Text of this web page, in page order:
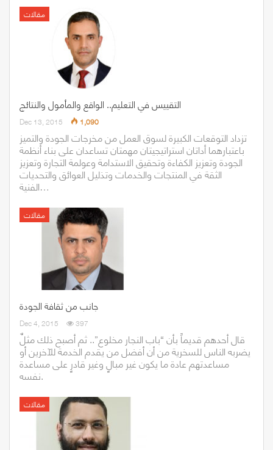
مقالات
التقييس في التعليم.. الواقع والمأمول والنتائج
Dec 13, 2015 1,090
تزداد التوقعات الكبيرة لسوق العمل من مخرجات الجودة والتميز
باعتبارهما أداتان استراتيجيتان مهمتان تساعدان على بناء أنظمة
الجودة وتعزيز الكفاءة وتحقيق الاستدامة وعولمة التجارة وتعزيز
الثقة في المنتجات والخدمات وتذليل العوائق والتحديات
الفنية…
مقالات
جانب من ثقافة الجودة
Dec 4, 2015 397
قال أحدهم قديماً بأن “باب النجار مخلوع”.. ثم أصبح ذلك مثلٌ
يضربه الناس للسخرية من أن أفضل من يقدم الخدمة للآخرين أو
مساعدتهم عادة ما يكون غير مبالٍ وغير قادرٍ على مساعدة
نفسه.
مقالات